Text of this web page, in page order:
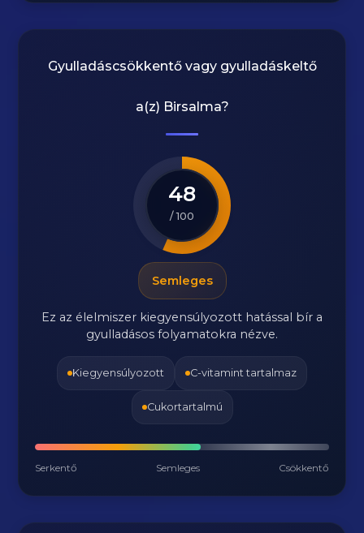
Gyulladáscsökkentő vagy gyulladáskeltő
a(z) Birsalma?
48
/ 100
Semleges
Ez az élelmiszer kiegyensúlyozott hatással bír a
gyulladásos folyamatokra nézve.
Kiegyensúlyozott C-vitamint tartalmaz
Cukortartalmú
Serkentő Semleges Csökkentő